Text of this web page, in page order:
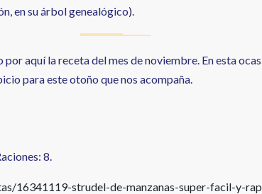
en su árbol genealógico).
aquí la receta del mes de noviembre. En esta
para este otoño que nos acompaña.
8.
16341119-strudel-de-manzanas-super-facil-y-